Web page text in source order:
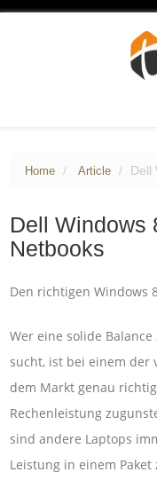
Home Article Dell
Dell Windows
Netbooks
Den richtigen Windows
Wer eine solide
sucht, ist bei einem der
dem Markt genau
Rechenleistung
sind andere Laptops
Leistung in einem